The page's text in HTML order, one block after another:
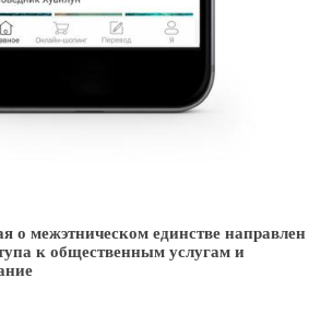
о межэтническом единстве направлен
к общественным услугам и